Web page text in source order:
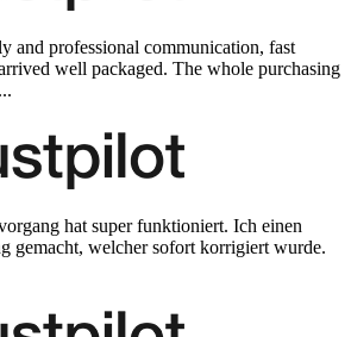
and professional communication, fast
well packaged. The whole purchasing
hat super funktioniert. Ich einen
gemacht, welcher sofort korrigiert wurde.